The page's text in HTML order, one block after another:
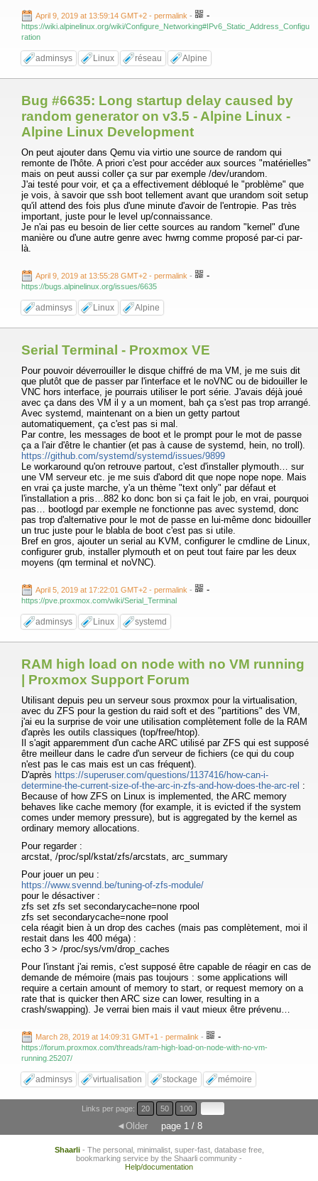
April 9, 2019 at 13:59:14 GMT+2 - permalink - -
https://wiki.alpinelinux.org/wiki/Configure_Networking#IPv6_Static_Address_Configu
ration
adminsys Linux réseau Alpine
Bug #6635: Long startup delay caused by
random generator on v3.5 - Alpine Linux -
Alpine Linux Development
On peut ajouter dans Qemu via virtio une source de random qui
remonte de l'hôte. A priori c'est pour accéder aux sources "matérielles"
mais on peut aussi coller ça sur par exemple /dev/urandom.
J'ai testé pour voir, et ça a effectivement débloqué le "problème" que
je vois, à savoir que ssh boot tellement avant que urandom soit setup
qu'il attend des fois plus d'une minute d'avoir de l'entropie. Pas très
important, juste pour le level up/connaissance.
Je n'ai pas eu besoin de lier cette sources au random "kernel" d'une
manière ou d'une autre genre avec hwrng comme proposé par-ci par-
là.
April 9, 2019 at 13:55:28 GMT+2 - permalink - -
https://bugs.alpinelinux.org/issues/6635
adminsys Linux Alpine
Serial Terminal - Proxmox VE
Pour pouvoir déverrouiller le disque chiffré de ma VM, je me suis dit
que plutôt que de passer par l'interface et le noVNC ou de bidouiller le
VNC hors interface, je pourrais utiliser le port série. J'avais déjà joué
avec ça dans des VM il y a un moment, bah ça s'est pas trop arrangé.
Avec systemd, maintenant on a bien un getty partout
automatiquement, ça c'est pas si mal.
Par contre, les messages de boot et le prompt pour le mot de passe
ça a l'air d'être le chantier (et pas à cause de systemd, hein, no troll).
https://github.com/systemd/systemd/issues/9899
Le workaround qu'on retrouve partout, c'est d'installer plymouth… sur
une VM serveur etc. je me suis d'abord dit que nope nope nope. Mais
en vrai ça juste marche, y'a un thème "text only" par défaut et
l'installation a pris…882 ko donc bon si ça fait le job, en vrai, pourquoi
pas… bootlogd par exemple ne fonctionne pas avec systemd, donc
pas trop d'alternative pour le mot de passe en lui-même donc bidouiller
un truc juste pour le blabla de boot c'est pas si utile.
Bref en gros, ajouter un serial au KVM, configurer le cmdline de Linux,
configurer grub, installer plymouth et on peut tout faire par les deux
moyens (qm terminal et noVNC).
April 5, 2019 at 17:22:01 GMT+2 - permalink - -
https://pve.proxmox.com/wiki/Serial_Terminal
adminsys Linux systemd
RAM high load on node with no VM running
| Proxmox Support Forum
Utilisant depuis peu un serveur sous proxmox pour la virtualisation,
avec du ZFS pour la gestion du raid soft et des "partitions" des VM,
j'ai eu la surprise de voir une utilisation complètement folle de la RAM
d'après les outils classiques (top/free/htop).
Il s'agit apparemment d'un cache ARC utilisé par ZFS qui est supposé
être meilleur dans le cadre d'un serveur de fichiers (ce qui du coup
n'est pas le cas mais est un cas fréquent).
D'après https://superuser.com/questions/1137416/how-can-i-
determine-the-current-size-of-the-arc-in-zfs-and-how-does-the-arc-rel :
Because of how ZFS on Linux is implemented, the ARC memory
behaves like cache memory (for example, it is evicted if the system
comes under memory pressure), but is aggregated by the kernel as
ordinary memory allocations.
Pour regarder :
arcstat, /proc/spl/kstat/zfs/arcstats, arc_summary
Pour jouer un peu :
https://www.svennd.be/tuning-of-zfs-module/
pour le désactiver :
zfs set zfs set secondarycache=none rpool
zfs set secondarycache=none rpool
cela réagit bien à un drop des caches (mais pas complètement, moi il
restait dans les 400 méga) :
echo 3 > /proc/sys/vm/drop_caches
Pour l'instant j'ai remis, c'est supposé être capable de réagir en cas de
demande de mémoire (mais pas toujours : some applications will
require a certain amount of memory to start, or request memory on a
rate that is quicker then ARC size can lower, resulting in a
crash/swapping). Je verrai bien mais il vaut mieux être prévenu…
March 28, 2019 at 14:09:31 GMT+1 - permalink - -
https://forum.proxmox.com/threads/ram-high-load-on-node-with-no-vm-
running.25207/
adminsys virtualisation stockage mémoire
Links per page: 20 50 100
◄Older page 1 / 8
Shaarli- The personal, minimalist, super-fast, database free,
bookmarking service by the Shaarli community -
Help/documentation